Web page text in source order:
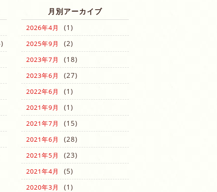
月別アーカイブ
2026年4月 (1)
2025年9月 (2)
2023年7月 (18)
2023年6月 (27)
2022年6月 (1)
2021年9月 (1)
2021年7月 (15)
2021年6月 (28)
2021年5月 (23)
2021年4月 (5)
2020年3月 (1)